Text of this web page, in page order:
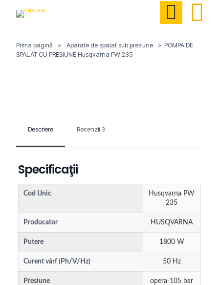
Prima pagină > Aparate de spalat sub presiune > POMPA DE
SPALAT CU PRESIUNE Husqvarna PW 235
Descriere Recenzii 3
Specificaţii
Cod Unic
Husqvarna PW
235
Producator HUSQVARNA
Putere 1800 W
Curent vârf (Ph/V/Hz) 50 Hz
Presiune opera-105 bar